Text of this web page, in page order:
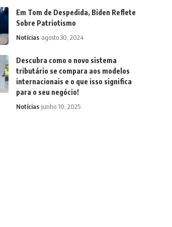
Em Tom de Despedida, Biden Reflete
Sobre Patriotismo
Notícias agosto 30, 2024
Descubra como o novo sistema
tributário se compara aos modelos
internacionais e o que isso significa
para o seu negócio!
Notícias junho 10, 2025